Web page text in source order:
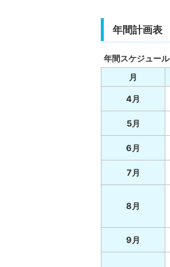
年間計画表
年間スケジュール
月
4月
5月
6月
7月
8月
9月